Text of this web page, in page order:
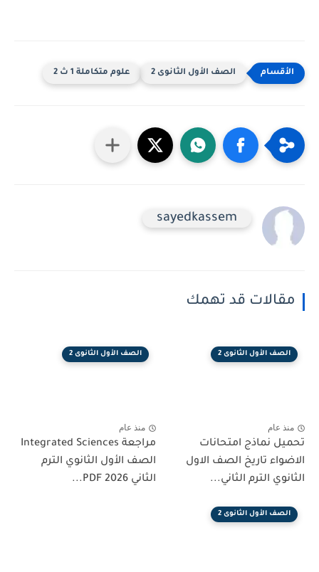
الصف الأول الثانوى 2 علوم متكاملة 1 ث 2
sayedkassem
قد تهمك
الأول الثانوى 2
نماذج امتحانات
تاريخ الصف الاول
الترم الثاني...
الصف الأول الثانوى 2
مراجعة Integrated Sciences
الصف الأول الثانوي الترم
الأول الثانوى 2